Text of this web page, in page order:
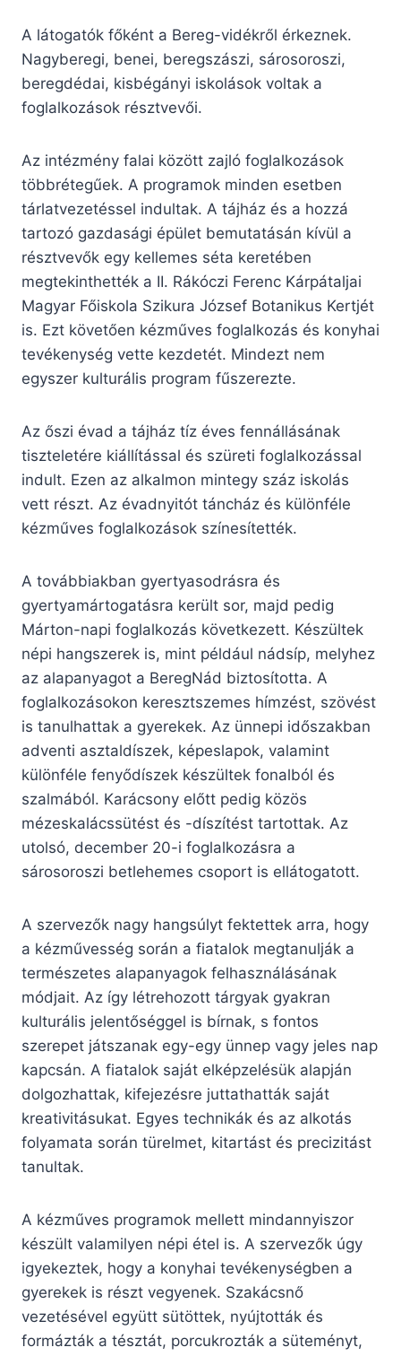
A látogatók főként a Bereg-vidékről érkeznek.
Nagyberegi, benei, beregszászi, sárosoroszi,
beregdédai, kisbégányi iskolások voltak a
foglalkozások résztvevői.
Az intézmény falai között zajló foglalkozások
többrétegűek. A programok minden esetben
tárlatvezetéssel indultak. A tájház és a hozzá
tartozó gazdasági épület bemutatásán kívül a
résztvevők egy kellemes séta keretében
megtekinthették a II. Rákóczi Ferenc Kárpátaljai
Magyar Főiskola Szikura József Botanikus Kertjét
is. Ezt követően kézműves foglalkozás és konyhai
tevékenység vette kezdetét. Mindezt nem
egyszer kulturális program fűszerezte.
Az őszi évad a tájház tíz éves fennállásának
tiszteletére kiállítással és szüreti foglalkozással
indult. Ezen az alkalmon mintegy száz iskolás
vett részt. Az évadnyitót táncház és különféle
kézműves foglalkozások színesítették.
A továbbiakban gyertyasodrásra és
gyertyamártogatásra került sor, majd pedig
Márton-napi foglalkozás következett. Készültek
népi hangszerek is, mint például nádsíp, melyhez
az alapanyagot a BeregNád biztosította. A
foglalkozásokon keresztszemes hímzést, szövést
is tanulhattak a gyerekek. Az ünnepi időszakban
adventi asztaldíszek, képeslapok, valamint
különféle fenyődíszek készültek fonalból és
szalmából. Karácsony előtt pedig közös
mézeskalácssütést és -díszítést tartottak. Az
utolsó, december 20-i foglalkozásra a
sárosoroszi betlehemes csoport is ellátogatott.
A szervezők nagy hangsúlyt fektettek arra, hogy
a kézművesség során a fiatalok megtanulják a
természetes alapanyagok felhasználásának
módjait. Az így létrehozott tárgyak gyakran
kulturális jelentőséggel is bírnak, s fontos
szerepet játszanak egy-egy ünnep vagy jeles nap
kapcsán. A fiatalok saját elképzelésük alapján
dolgozhattak, kifejezésre juttathatták saját
kreativitásukat. Egyes technikák és az alkotás
folyamata során türelmet, kitartást és precizitást
tanultak.
A kézműves programok mellett mindannyiszor
készült valamilyen népi étel is. A szervezők úgy
igyekeztek, hogy a konyhai tevékenységben a
gyerekek is részt vegyenek. Szakácsnő
vezetésével együtt sütöttek, nyújtották és
formázták a tésztát, porcukrozták a süteményt,